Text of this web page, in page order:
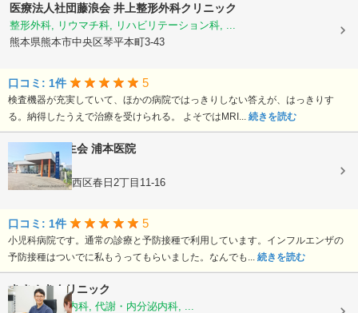
医療法人社団藤浪会 井上整形外科クリニック
整形外科, リウマチ科, リハビリテーション科, ...
熊本県熊本市中央区琴平本町3-43
口コミ: 1件 5
検査機器が充実していて、ほかの病院ではっきりしない答えが、はっきりす
る。納得したうえで治療を受けられる。 よそではMRI... 続きを読む
医療法人龍生会 浦本医院
内科, 小児科
熊本県熊本市西区春日2丁目11-16
口コミ: 1件 5
小児科病院です。通常の診療と予防接種で利用しています。インフルエンザの
予防接種はついでに私もうってもらいました。なんでも... 続きを読む
きさぬきクリニック
糖尿病内科, 内科, 代謝・内分泌内科, ...